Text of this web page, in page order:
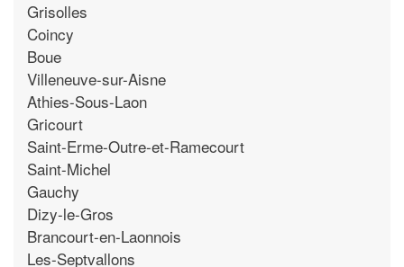
Grisolles
Coincy
Boue
Villeneuve-sur-Aisne
Athies-Sous-Laon
Gricourt
Saint-Erme-Outre-et-Ramecourt
Saint-Michel
Gauchy
Dizy-le-Gros
Brancourt-en-Laonnois
Les-Septvallons